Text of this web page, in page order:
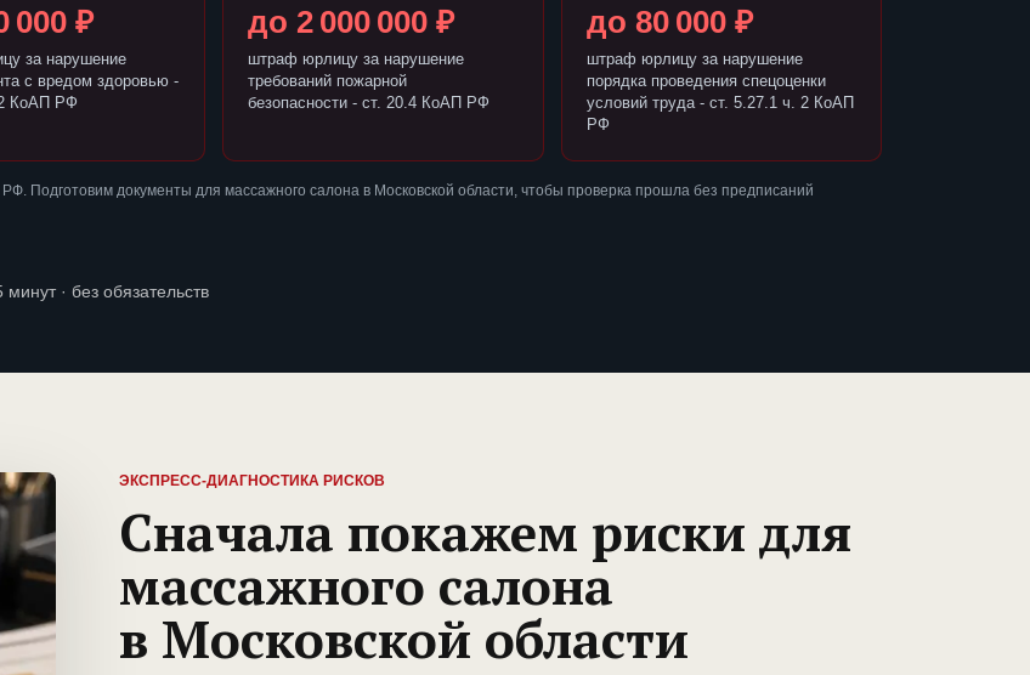
000 ₽
за нарушение
с вредом здоровью -
КоАП РФ
до 2 000 000 ₽
штраф юрлицу за нарушение
требований пожарной
безопасности - ст. 20.4 КоАП РФ
до 80 000 ₽
штраф юрлицу за нарушение
порядка проведения спецоценки
условий труда - ст. 5.27.1 ч. 2 КоАП
РФ
Подготовим документы для массажного салона в Московской области, чтобы проверка прошла без предписаний
минут · без обязательств
ЭКСПРЕСС-ДИАГНОСТИКА РИСКОВ
Сначала покажем риски для
массажного салона
в Московской области